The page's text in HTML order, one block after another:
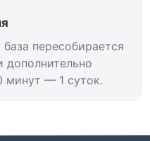
пересобирается
минут — 1 суток.